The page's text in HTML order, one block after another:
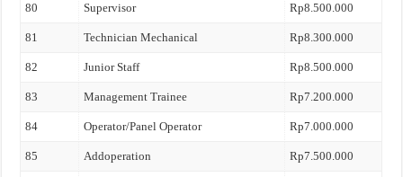
80 Supervisor Rp8.500.000
81 Technician Mechanical Rp8.300.000
82 Junior Staff Rp8.500.000
83 Management Trainee Rp7.200.000
84 Operator/Panel Operator Rp7.000.000
85 Addoperation Rp7.500.000